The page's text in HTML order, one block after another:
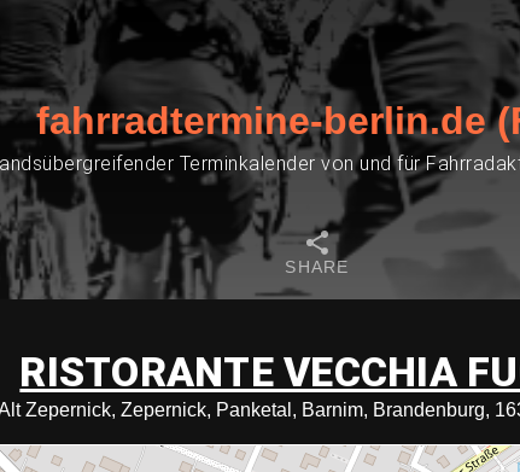
fahrradtermine-berlin.de
Terminkalender von und für
SHARE
RISTORANTE VECCHIA
Zepernick, Zepernick, Panketal, Barnim, Brandenburg,